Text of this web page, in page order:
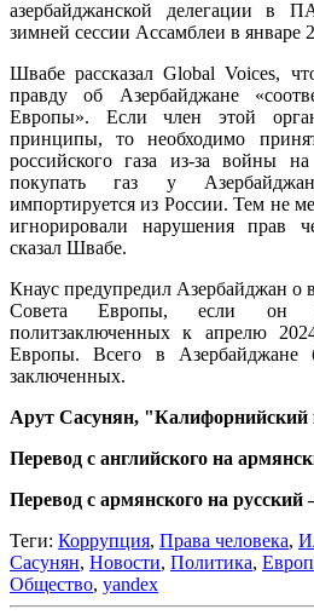
азербайджанской делегации в
зимней сессии Ассамблеи в январе
Швабе рассказал Global Voices,
правду об Азербайджане
Европы». Если член этой
принципы, то необходимо
российского газа из-за войны
покупать газ у
импортируется из России. Тем не
игнорировали нарушения прав
сказал Швабе.
Кнаус предупредил Азербайджан
Совета Европы, если он
политзаключенных к апрелю
Европы. Всего в Азербайджане
заключенных.
Арут Сасунян, "Калифорнийский
Перевод с английского на
Перевод с армянского на русский
Теги: Коррупция, Права человека,
Сасунян, Новости, Политика,
Общество, yandex